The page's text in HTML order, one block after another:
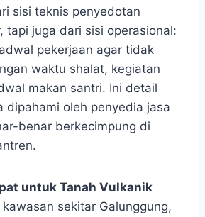
sisi teknis penyedotan
tapi juga dari sisi operasional:
pekerjaan agar tidak
waktu shalat, kegiatan
makan santri. Ini detail
dipahami oleh penyedia jasa
benar berkecimpung di
untuk Tanah Vulkanik
kawasan sekitar Galunggung,